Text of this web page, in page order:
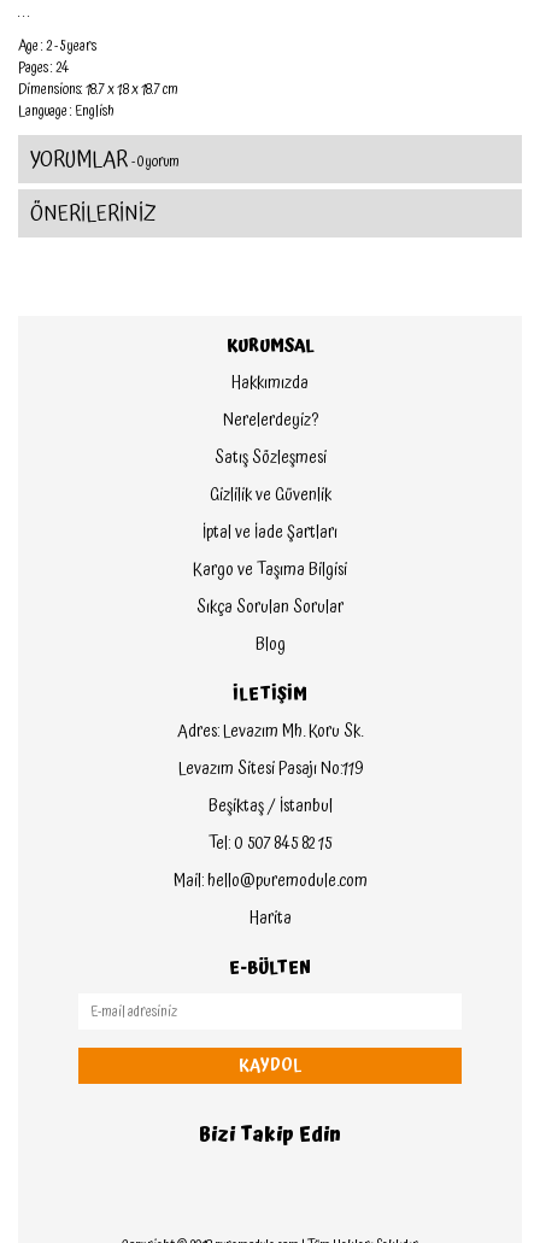
. . .
Age : 2 - 5 years
Pages : 24
Dimensions: 18.7 x 1.8 x 18.7 cm
Language : English
YORUMLAR- 0 yorum
ÖNERİLERİNİZ
KURUMSAL
Hakkımızda
Nerelerdeyiz?
Satış Sözleşmesi
Gizlilik ve Güvenlik
İptal ve İade Şartları
Kargo ve Taşıma Bilgisi
Sıkça Sorulan Sorular
Blog
İLETİŞİM
Adres: Levazım Mh. Koru Sk.
Levazım Sitesi Pasajı No:119
Beşiktaş / İstanbul
Tel: 0 507 845 82 15
Mail: hello@puremodule.com
Harita
E-BÜLTEN
KAYDOL
Bizi Takip Edin